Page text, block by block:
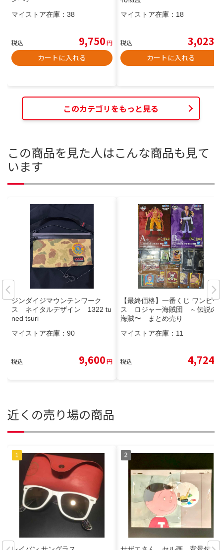
マイストア在庫： 38
税込 9,750円
カートに入れる
マイストア在庫： 18
税込 3,023
カートに入れる
このカテゴリをもっと見る
この商品を見た人はこんな商品も見て
います
ジンダイジマウンテンワーク
ス ネイタルデザイン 1322 tu
ned tsuri
マイストア在庫： 90
税込 9,600円
【最終価格】一番くじ ワンピー
ス ロジャー海賊団 ～伝説の
海賊〜 まとめ売り
マイストア在庫： 11
税込 4,724
近くの売り場の商品